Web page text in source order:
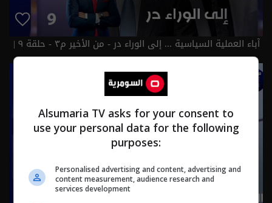
آباء العملية السياسية ... إلى الوراء در - من الأخير م٣ - حلقة ٩ |
الموسم 3
Alsumaria TV asks for your consent to
use your personal data for the following
purposes:
Personalised advertising and content, advertising and
content measurement, audience research and
services development